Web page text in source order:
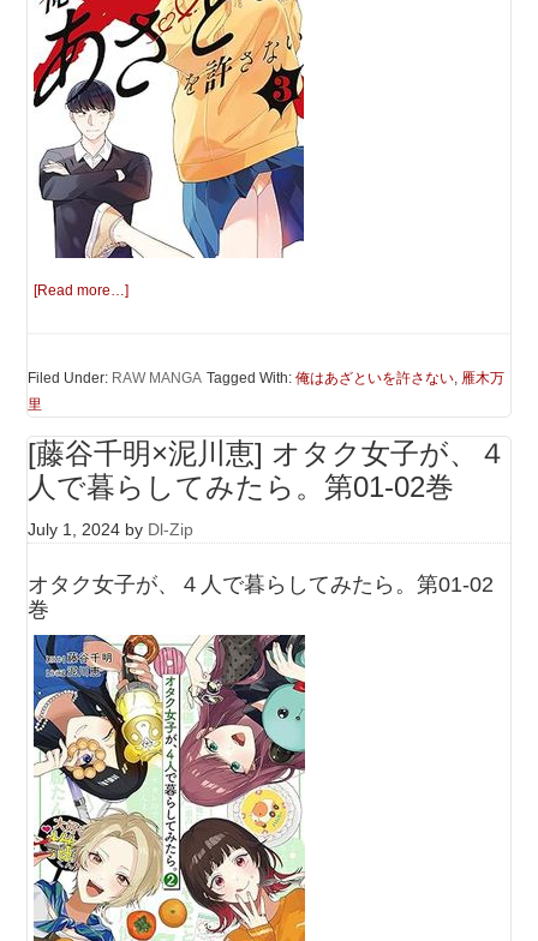
[Read more…]
Filed Under: RAW MANGA Tagged With:俺はあざといを許さない, 雁木万
里
[藤谷千明×泥川恵] オタク女子が、４
人で暮らしてみたら。第01-02巻
July 1, 2024 by Dl-Zip
オタク女子が、４人で暮らしてみたら。第01-02
巻